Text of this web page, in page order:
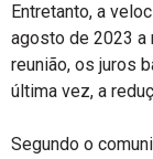
Entretanto, a
agosto de 2023 a
reunião, os juros
última vez, a
Segundo o